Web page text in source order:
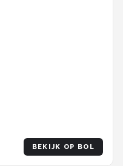
BEKIJK OP BOL